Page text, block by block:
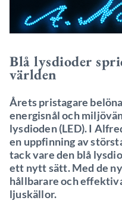
Blå lysdioder
världen
Årets pristagare
energisnål och
lysdioden (LED). I
en uppfinning av
tack vare den blå
ett nytt sätt. Med de
hållbarare och
ljuskällor.